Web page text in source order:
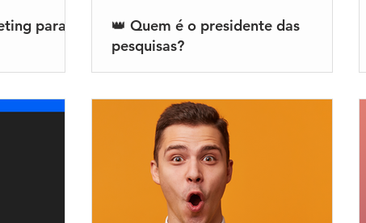
para
👑 Quem é o presidente das
pesquisas?